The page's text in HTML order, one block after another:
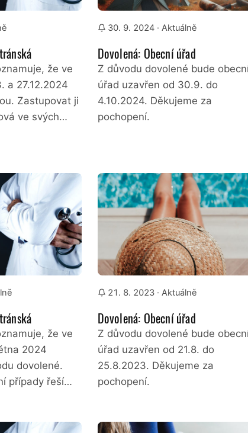
že ve
a 27.12.2024
Zastupovat ji
ve svých…
30. 9. 2024 · Aktuálně
Dovolená: Obecní úřad
Z důvodu dovolené bude
úřad uzavřen od 30.9. do
4.10.2024. Děkujeme za
pochopení.
že ve
2024
dovolené.
případy řeší…
21. 8. 2023 · Aktuálně
Dovolená: Obecní úřad
Z důvodu dovolené bude
úřad uzavřen od 21.8. do
25.8.2023. Děkujeme za
pochopení.